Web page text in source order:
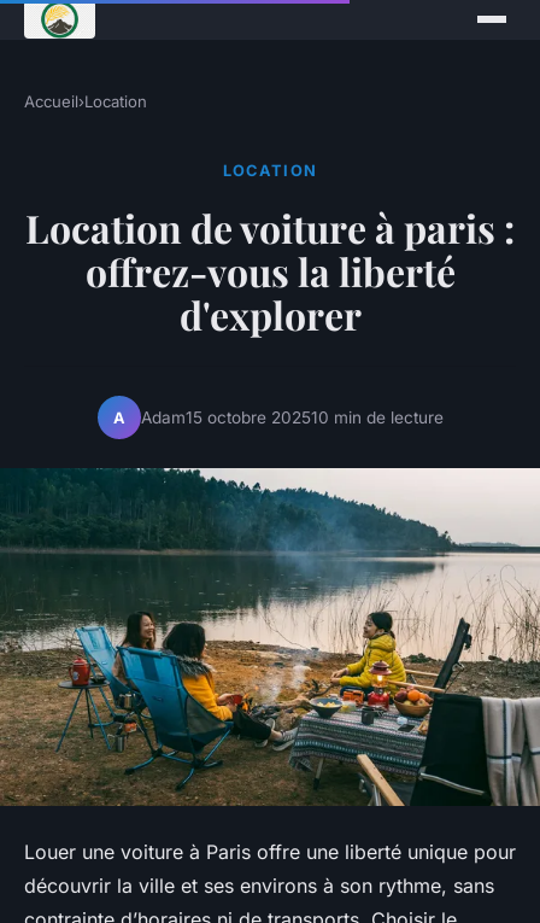
Accueil›Location
LOCATION
Location de voiture à paris :
offrez-vous la liberté
d'explorer
A Adam15 octobre 202510 min de lecture
Louer une voiture à Paris offre une liberté unique pour
découvrir la ville et ses environs à son rythme, sans